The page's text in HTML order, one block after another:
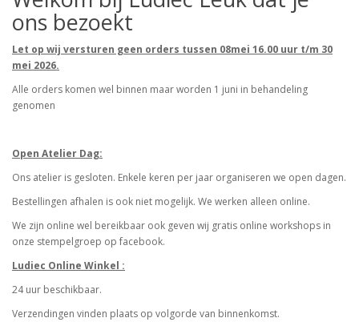
ons bezoekt
Let op wij versturen geen orders tussen 08mei 16.00 uur t/m 30
mei 2026.
Alle orders komen wel binnen maar worden 1 juni in behandeling
genomen
Open Atelier Dag:
Ons atelier is gesloten. Enkele keren per jaar organiseren we open dagen.
Bestellingen afhalen is ook niet mogelijk. We werken alleen online.
We zijn online wel bereikbaar ook geven wij gratis online workshops in
onze stempelgroep op facebook.
Ludiec Online Winkel :
24 uur beschikbaar.
Verzendingen vinden plaats op volgorde van binnenkomst.